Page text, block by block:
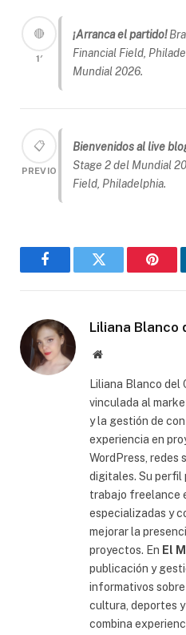
🔴
1′
¡Arranca el partido!
Financial Field,
Mundial 2026.
📋
PREVIO
Bienvenidos al live
Stage 2 del Mundial
Field, Philadelphia.
FacebookGorjeo
Liliana Blanco
Sitio
Liliana Blanco del
vinculada al
y la gestión de
experiencia en
WordPress, redes
digitales. Su perfil
trabajo freelance
especializadas y
mejorar la
proyectos. En El
publicación y
informativos
cultura, deportes
combina